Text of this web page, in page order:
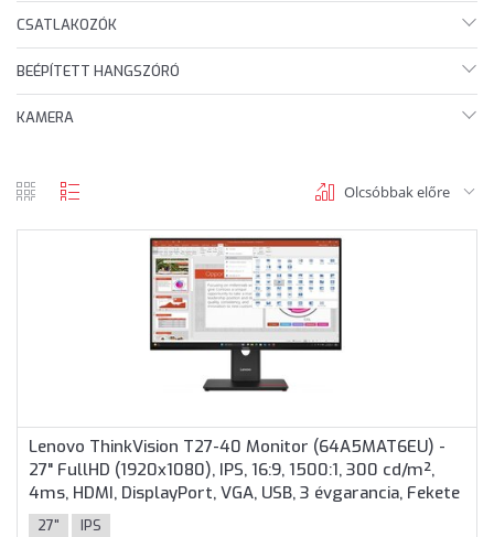
CSATLAKOZÓK
BEÉPÍTETT HANGSZÓRÓ
KAMERA
Olcsóbbak előre
Lenovo ThinkVision T27-40 Monitor (64A5MAT6EU) -
27" FullHD (1920x1080), IPS, 16:9, 1500:1, 300 cd/m²,
4ms, HDMI, DisplayPort, VGA, USB, 3 évgarancia, Fekete
színben
27" IPS